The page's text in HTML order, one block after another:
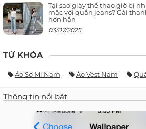
Tại sao giày thể thao giờ bị
mặc với quần jeans? Gái
hơn hẳn
03/07/2025
TỪ KHÓA
Áo Sơ Mi Nam Áo Vest Nam
Thông tin nổi bật